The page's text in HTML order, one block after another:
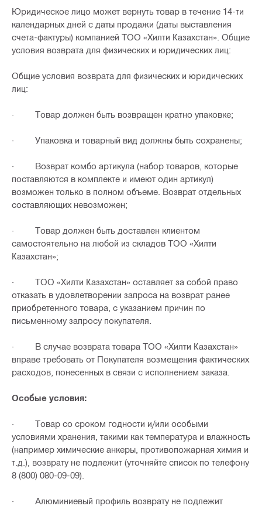
Юридическое лицо может вернуть товар в течение 14-ти
календарных дней с даты продажи (даты выставления
счета-фактуры) компанией ТОО «Хилти Казахстан». Общие
условия возврата для физических и юридических лиц:
Общие условия возврата для физических и юридических
лиц:
· Товар должен быть возвращен кратно упаковке;
· Упаковка и товарный вид должны быть сохранены;
· Возврат комбо артикула (набор товаров, которые
поставляются в комплекте и имеют один артикул)
возможен только в полном объеме. Возврат отдельных
составляющих невозможен;
· Товар должен быть доставлен клиентом
самостоятельно на любой из складов ТОО «Хилти
Казахстан»;
· ТОО «Хилти Казахстан» оставляет за собой право
отказать в удовлетворении запроса на возврат ранее
приобретенного товара, с указанием причин по
письменному запросу покупателя.
· В случае возврата товара ТОО «Хилти Казахстан»
вправе требовать от Покупателя возмещения фактических
расходов, понесенных в связи с исполнением заказа.
Особые условия:
· Товар со сроком годности и/или особыми
условиями хранения, такими как температура и влажность
(например химические анкеры, противопожарная химия и
т.д.), возврату не подлежит (уточняйте список по телефону
8 (800) 080-09-09).
· Алюминиевый профиль возврату не подлежит